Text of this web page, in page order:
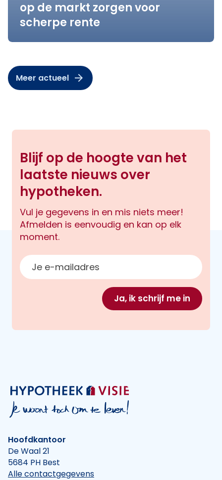
op de markt zorgen voor
scherpe rente
Meer actueel
Blijf op de hoogte van het
laatste nieuws over
hypotheken.
Vul je gegevens in en mis niets meer!
Afmelden is eenvoudig en kan op elk
moment.
E-mailadres
Ja, ik schrijf me in
Hoofdkantoor
De Waal 21
5684 PH Best
Alle contactgegevens